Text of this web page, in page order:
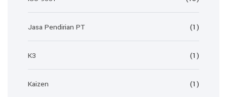
Jasa Pendirian PT (1)
K3 (1)
Kaizen (1)